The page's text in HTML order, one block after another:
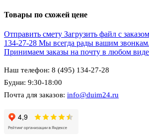
Товары по схожей цене
Отправить смету Загрузить файл с
134-27-28 Мы всегда рады вашим звонкам.
Принимаем заказы на почту в любом
Наш телефон: 8 (495) 134-27-28
Будни: 9:30-18:00
Почта для заказов: info@duim24.ru